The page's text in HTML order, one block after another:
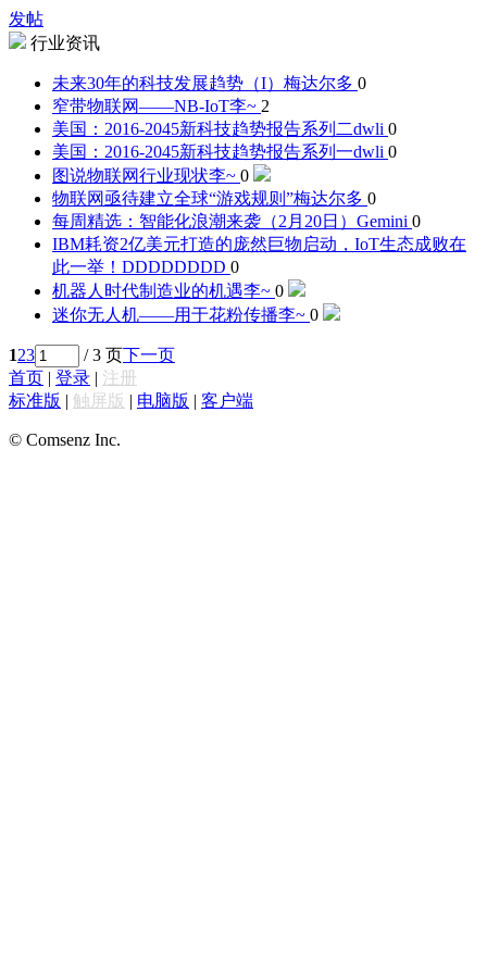
发帖
行业资讯
未来30年的科技发展趋势（I） 梅达尔多 0
窄带物联网——NB-IoT李~ 2
美国：2016-2045新科技趋势报告系列二dwli 0
美国：2016-2045新科技趋势报告系列一dwli 0
图说物联网行业现状李~ 0
物联网亟待建立全球“游戏规则”梅达尔多 0
每周精选：智能化浪潮来袭（2月20日） Gemini 0
IBM耗资2亿美元打造的庞然巨物启动，IoT生态成败在
此一举！ DDDDDDDD 0
机器人时代制造业的机遇李~ 0
迷你无人机——用于花粉传播李~ 0
123 / 3 页下一页
首页 | 登录 | 注册
标准版 | 触屏版 | 电脑版 | 客户端
© Comsenz Inc.